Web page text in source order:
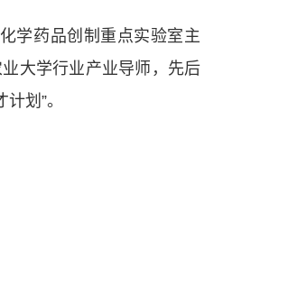
学药品创制重点实验室主
大学行业产业导师，先后
划”。